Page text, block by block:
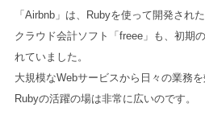
「Airbnb」は、Rubyを使って開発され
クラウド会計ソフト「freee」も、初期
れていました。
大規模なWebサービスから日々の業務
Rubyの活躍の場は非常に広いのです。